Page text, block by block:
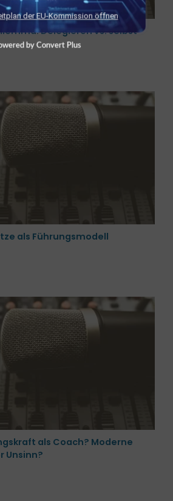
Delegieren vs. selbst
als Führungsmodell
als Coach? Moderne
Unsinn?
der EU-Kommission öffnen
by Convert Plus